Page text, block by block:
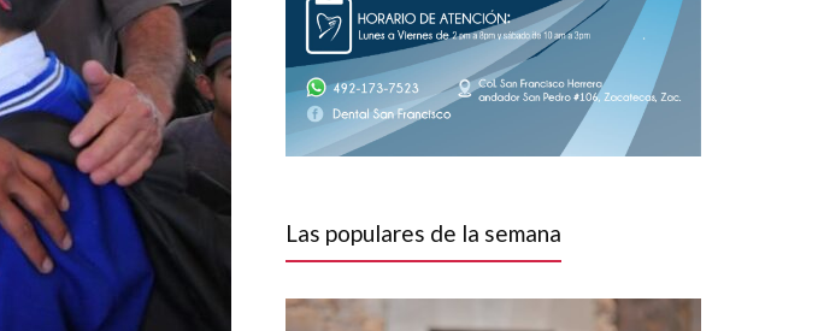
Las populares de la semana